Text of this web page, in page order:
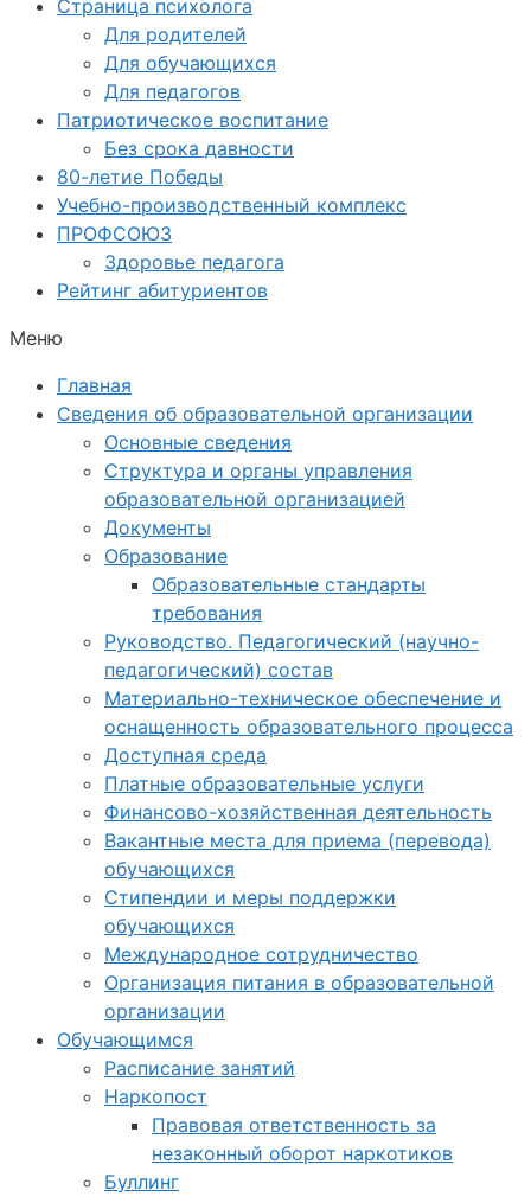
Страница психолога
Для родителей
Для обучающихся
Для педагогов
Патриотическое воспитание
Без срока давности
80-летие Победы
Учебно-производственный комплекс
ПРОФСОЮЗ
Здоровье педагога
Рейтинг абитуриентов
Меню
Главная
Сведения об образовательной организации
Основные сведения
Структура и органы управления
образовательной организацией
Документы
Образование
Образовательные стандарты
требования
Руководство. Педагогический (научно-
педагогический) состав
Материально-техническое обеспечение и
оснащенность образовательного процесса
Доступная среда
Платные образовательные услуги
Финансово-хозяйственная деятельность
Вакантные места для приема (перевода)
обучающихся
Стипендии и меры поддержки
обучающихся
Международное сотрудничество
Организация питания в образовательной
организации
Обучающимся
Расписание занятий
Наркопост
Правовая ответственность за
незаконный оборот наркотиков
Буллинг